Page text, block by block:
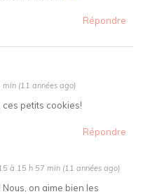
Répondre
(11 années ago)
ces petits cookies!
Répondre
à 15 h 57 min (11 années ago)
Nous, on aime bien les